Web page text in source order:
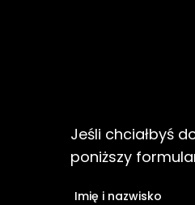
Jeśli chciałbyś
poniższy
Imię i nazwisko